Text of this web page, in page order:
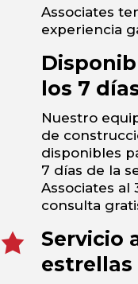
Associates
experiencia
los 7
Nuestro
de
disponibles
7 días de la
Associates al
consulta
Servicio
estrellas